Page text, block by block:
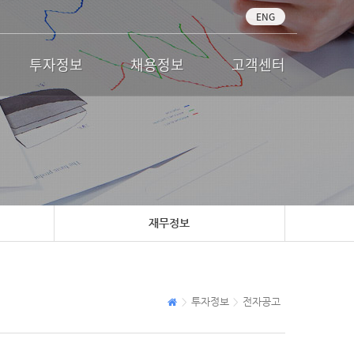
ENG
투자정보 채용정보 고객센터
재무정보
투자정보 전자공고